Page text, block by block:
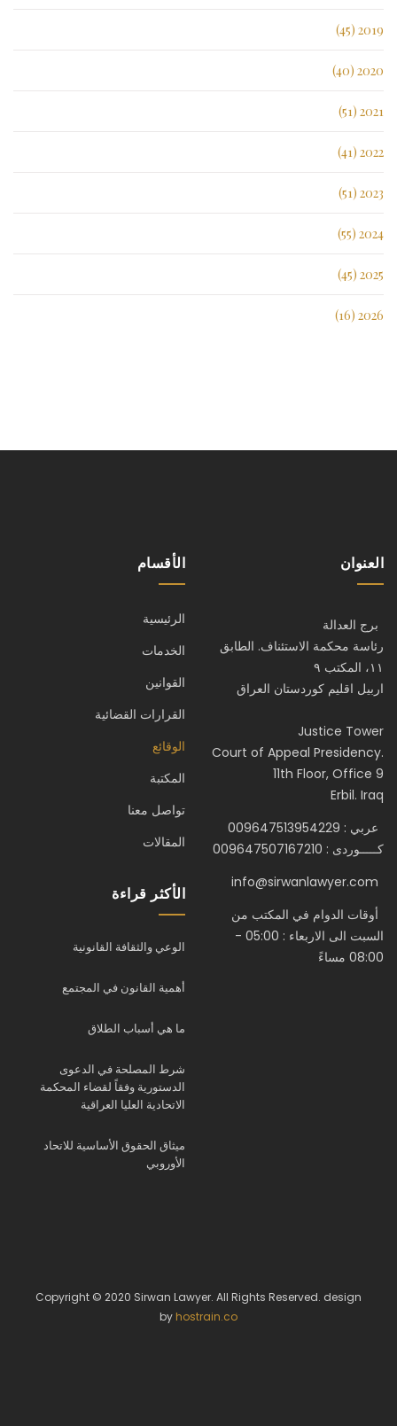
2019 (45)
2020 (40)
2021 (51)
2022 (41)
2023 (51)
2024 (55)
2025 (45)
2026 (16)
العنوان
برج العدالة
رئاسة محكمة الاستئناف. الطابق
١١، المكتب ٩
اربيل اقليم كوردستان العراق
Justice Tower
Court of Appeal Presidency.
11th Floor, Office 9
Erbil. Iraq
عربي : 009647513954229
كـــــوردى : 009647507167210
info@sirwanlawyer.com
أوقات الدوام في المكتب من
السبت الى الاربعاء : 05:00 -
08:00 مساءً
الأقسام
الرئيسية
الخدمات
القوانين
القرارات القضائية
الوقائع
المكتبة
تواصل معنا
المقالات
الأكثر قراءة
الوعي والثقافة القانونية
أهمية القانون في المجتمع
ما هي أسباب الطلاق
شرط المصلحة في الدعوى
الدستورية وفقاً لقضاء المحكمة
الاتحادية العليا العراقية
ميثاق الحقوق الأساسية للاتحاد
الأوروبي
Copyright © 2020 Sirwan Lawyer. All Rights Reserved. design
by hostrain.co